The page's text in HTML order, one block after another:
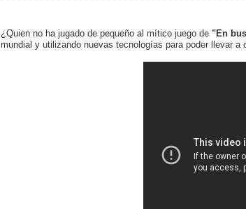
¿Quien no ha jugado de pequeño al mítico juego de "En
mundial y utilizando nuevas tecnologías para poder llevar a